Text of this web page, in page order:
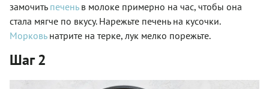
замочить печень в молоке примерно на час, чтобы она
стала мягче по вкусу. Нарежьте печень на кусочки.
Морковьнатрите на терке, лук мелко порежьте.
Шаг 2